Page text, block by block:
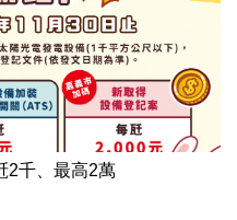
2千、最高2萬